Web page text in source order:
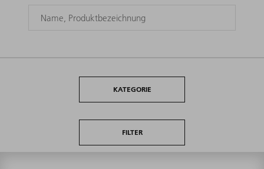
KATEGORIE
FILTER